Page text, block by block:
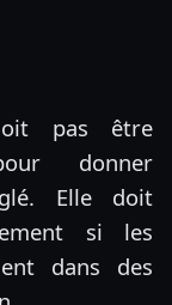
pas être
donner
Elle doit
si les
dans des